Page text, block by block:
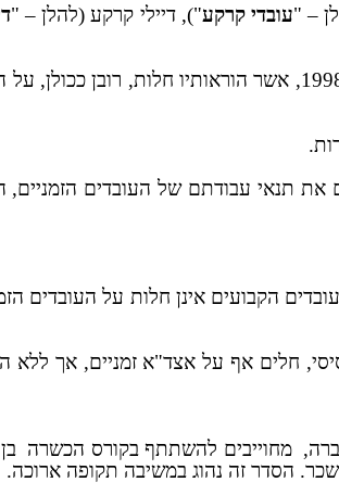
– "עובדי קרקע"), דיילי קרקע (להלן – "
היחסים בין הצדדים מוסדרים במספר הסכמים קיבוציים, ביניהם, ההסכם הקיבוצי הבסיסי לשנים
תנאי עבודתם של העובדים הזמניים,
העובדים הקבועים אינן חלות על
חלים אף על אצד"א זמניים, אך
מחוייבים להשתתף בקורס הכשרה
הסדר זה נהוג במשיבה תקופה ארוכה.